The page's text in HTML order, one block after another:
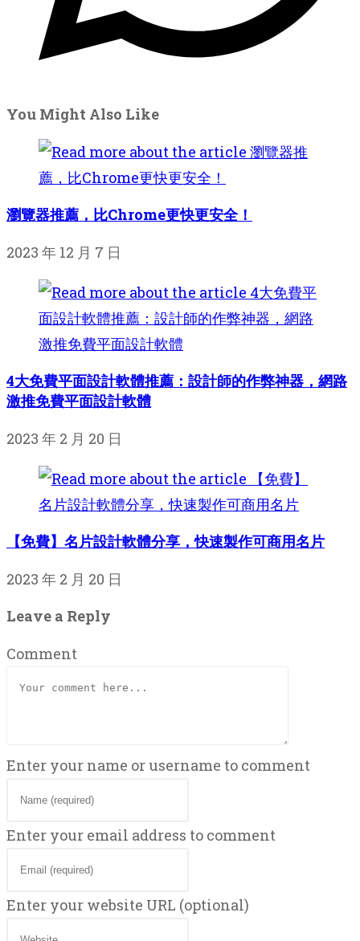
You Might Also Like
瀏覽器推薦，比Chrome更快更安全！
2023 年 12 月 7 日
4大免費平面設計軟體推薦：設計師的作弊神器，網路
激推免費平面設計軟體
2023 年 2 月 20 日
【免費】名片設計軟體分享，快速製作可商用名片
2023 年 2 月 20 日
Leave a Reply
Comment
Enter your name or username to comment
Enter your email address to comment
Enter your website URL (optional)